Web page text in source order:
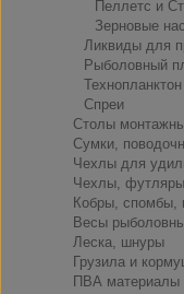
Пеллетс и
Зерновые
Ликвиды для
Рыболовный
Технопланктон
Спреи
Столы
Сумки,
Чехлы для
Чехлы,
Кобры, спомбы,
Весы
Леска, шнуры
Грузила и
ПВА материалы